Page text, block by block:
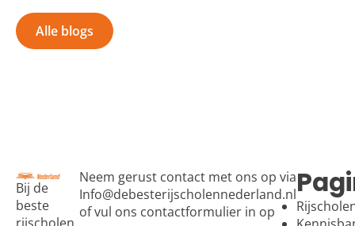
Alle blogs
Bij de
beste
Neem gerust contact met ons op via
Info@debesterijscholennederland.nl
of vul ons contactformulier in op